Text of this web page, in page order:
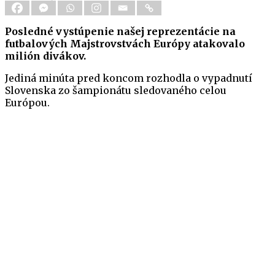
Posledné vystúpenie našej reprezentácie na
futbalových Majstrovstvách Európy atakovalo
milión divákov.
Jediná minúta pred koncom rozhodla o vypadnutí
Slovenska zo šampionátu sledovaného celou
Európou.